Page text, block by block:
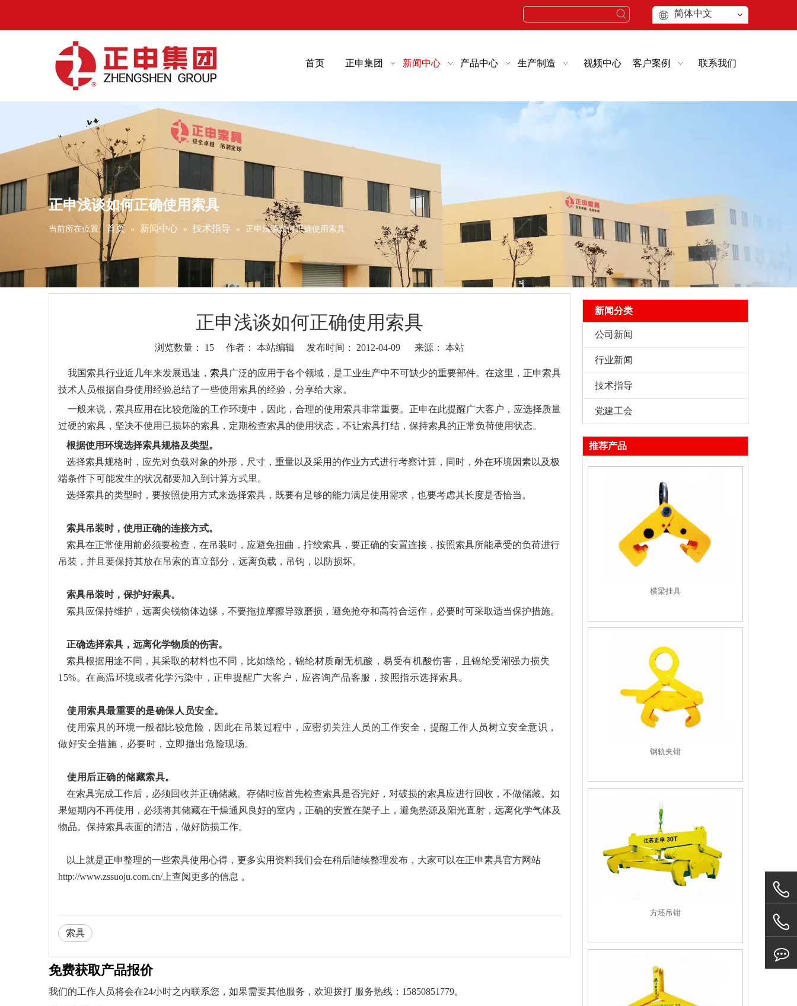
简体中文
首页 正申集团 新闻中心 产品中心 生产制造 视频中心 客户案例 联系我们
正申浅谈如何正确使用索具
当前所在位置: 首页 » 新闻中心 » 技术指导 » 正申浅谈如何正确使用索具
正申浅谈如何正确使用索具
浏览数量： 15 作者： 本站编辑 发布时间： 2012-04-09 来源： 本站
["wechat","weibo","qzone","douban","email"]
我国索具行业近几年来发展迅速， 索具广泛的应用于各个领域，是工业生产中不可缺少的重要部件。在这里，正申索具
技术人员根据自身使用经验总结了一些使用索具的经验，分享给大家。
一般来说，索具应用在比较危险的工作环境中，因此，合理的使用索具非常重要。正申在此提醒广大客户，应选择质量
过硬的索具，坚决不使用已损坏的索具，定期检查索具的使用状态，不让索具打结，保持索具的正常负荷使用状态。
根据使用环境选择索具规格及类型。
选择索具规格时，应先对负载对象的外形，尺寸，重量以及采用的作业方式进行考察计算，同时，外在环境因素以及极
端条件下可能发生的状况都要加入到计算方式里。
选择索具的类型时，要按照使用方式来选择索具，既要有足够的能力满足使用需求，也要考虑其长度是否恰当。
索具吊装时，使用正确的连接方式。
索具在正常使用前必须要检查，在吊装时，应避免扭曲，拧绞索具，要正确的安置连接，按照索具所能承受的负荷进行
吊装，并且要保持其放在吊索的直立部分，远离负载，吊钩，以防损坏。
索具吊装时，保护好索具。
索具应保持维护，远离尖锐物体边缘，不要拖拉摩擦导致磨损，避免抢夺和高符合运作，必要时可采取适当保护措施。
正确选择索具，远离化学物质的伤害。
索具根据用途不同，其采取的材料也不同，比如绦纶，锦纶材质耐无机酸，易受有机酸伤害，且锦纶受潮强力损失
15%。在高温环境或者化学污染中，正申提醒广大客户，应咨询产品客服，按照指示选择索具。
使用索具最重要的是确保人员安全。
使用索具的环境一般都比较危险，因此在吊装过程中，应密切关注人员的工作安全，提醒工作人员树立安全意识，
做好安全措施，必要时，立即撤出危险现场。
使用后正确的储藏索具。
在索具完成工作后，必须回收并正确储藏。存储时应首先检查索具是否完好，对破损的索具应进行回收，不做储藏。如
果短期内不再使用，必须将其储藏在干燥通风良好的室内，正确的安置在架子上，避免热源及阳光直射，远离化学气体及
物品。保持索具表面的清洁，做好防损工作。
以上就是正申整理的一些索具使用心得，更多实用资料我们会在稍后陆续整理发布，大家可以在正申素具官方网站
http://www.zssuoju.com.cn/上查阅更多的信息 。
索具
免费获取产品报价
我们的工作人员将会在24小时之内联系您，如果需要其他服务，欢迎拨打 服务热线：15850851779。
新闻分类
公司新闻
行业新闻
技术指导
党建工会
推荐产品
横梁挂具
钢轨夹钳
方坯吊钳